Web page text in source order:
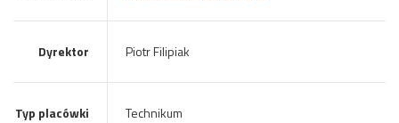
Dyrektor Piotr Filipiak
Typ placówki Technikum